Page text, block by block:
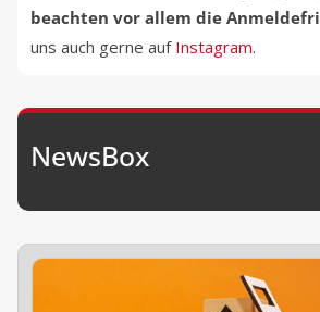
beachten vor allem die
uns auch gerne auf Instagram.
NewsBox